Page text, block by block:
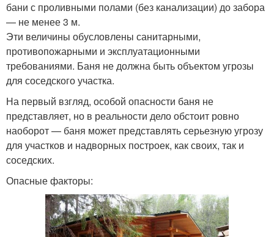
бани с проливными полами (без канализации) до забора
— не менее 3 м.
Эти величины обусловлены санитарными,
противопожарными и эксплуатационными
требованиями. Баня не должна быть объектом угрозы
для соседского участка.
На первый взгляд, особой опасности баня не
представляет, но в реальности дело обстоит ровно
наоборот — баня может представлять серьезную угрозу
для участков и надворных построек, как своих, так и
соседских.
Опасные факторы: